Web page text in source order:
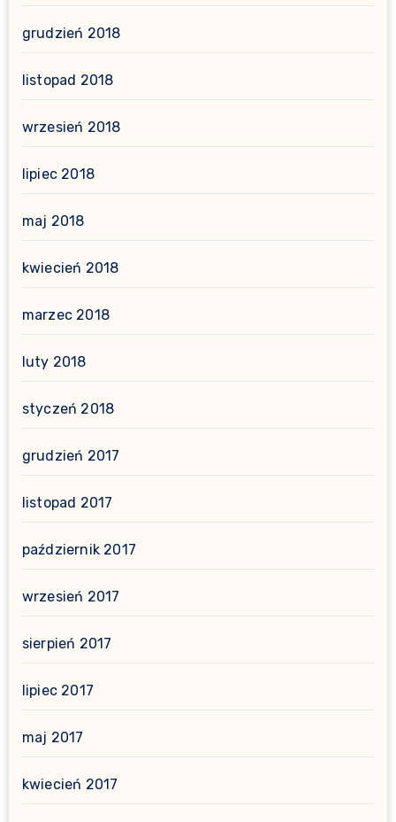
grudzień 2018
listopad 2018
wrzesień 2018
lipiec 2018
maj 2018
kwiecień 2018
marzec 2018
luty 2018
styczeń 2018
grudzień 2017
listopad 2017
październik 2017
wrzesień 2017
sierpień 2017
lipiec 2017
maj 2017
kwiecień 2017